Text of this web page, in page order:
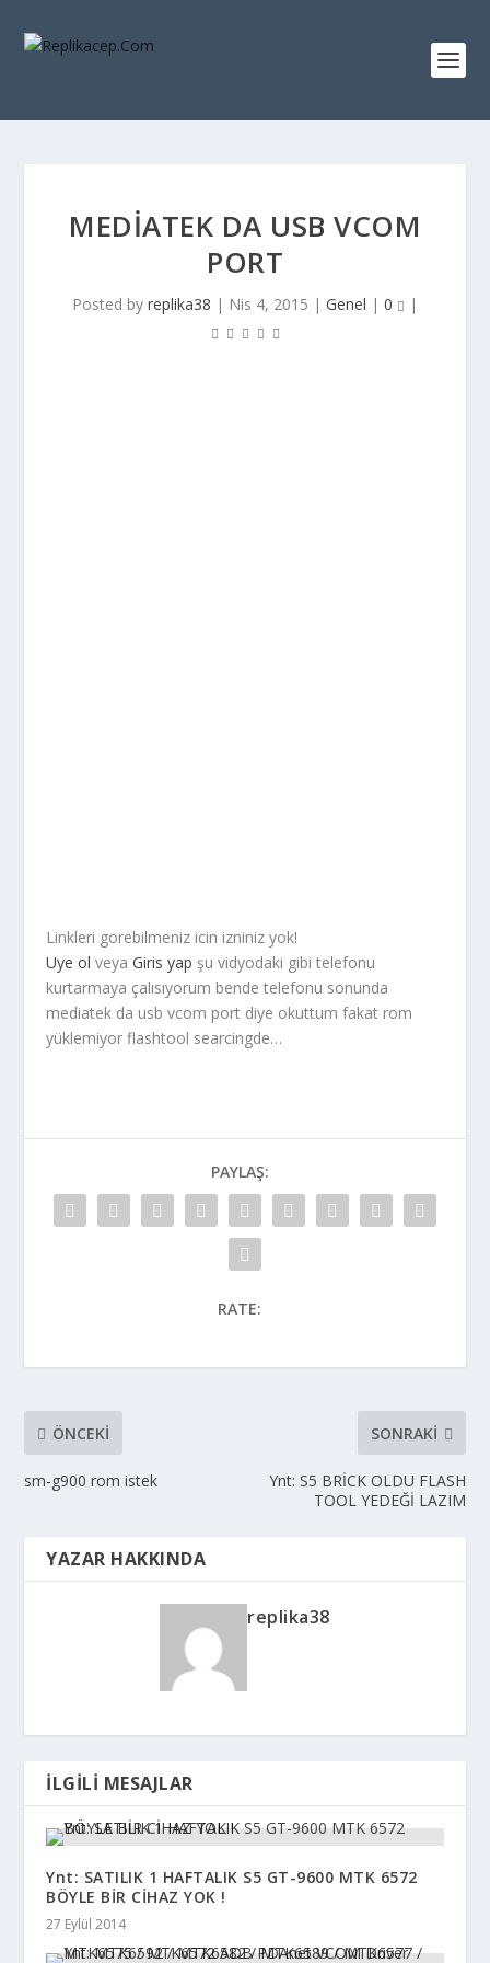
MEDIATEK DA USB VCOM
PORT
Posted by replika38 | Nis 4, 2015 | Genel | 0 |
Linkleri gorebilmeniz icin izniniz yok!
Uye ol veyaGiris yap şu vidyodaki gibi telefonu
kurtarmaya çalısıyorum bende telefonu sonunda
mediatek da usb vcom port diye okuttum fakat rom
yüklemiyor flashtool searcingde…
PAYLAŞ:
RATE:
ÖNCEKI
sm-g900 rom istek
SONRAKI
Ynt: S5 BRİCK OLDU FLASH
TOOL YEDEĞİ LAZIM
YAZAR HAKKINDA
replika38
İLGILI MESAJLAR
Ynt: SATILIK 1 HAFTALIK S5 GT-9600 MTK 6572
BÖYLE BİR CİHAZ YOK !
27 Eylül 2014